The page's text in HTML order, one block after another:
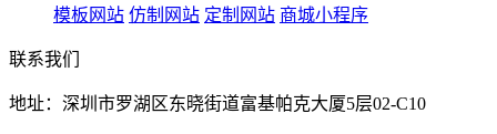
模板网站 仿制网站 定制网站 商城小程序
联系我们
地址：深圳市罗湖区东晓街道富基帕克大厦5层02-C10